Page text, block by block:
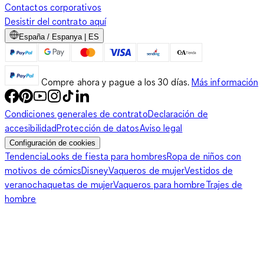
Contactos corporativos
Desistir del contrato aquí
España / Espanya | ES
Compre ahora y pague a los 30 días. Más información
Condiciones generales de contratoDeclaración de
accesibilidadProtección de datosAviso legal
Configuración de cookies
TendenciaLooks de fiesta para hombresRopa de niños con
motivos de cómicsDisneyVaqueros de mujerVestidos de
veranochaquetas de mujerVaqueros para hombreTrajes de
hombre